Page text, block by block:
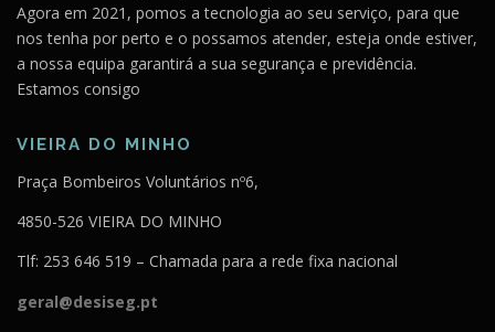
Agora em 2021, pomos a tecnologia ao seu serviço, para que
nos tenha por perto e o possamos atender, esteja onde estiver,
a nossa equipa garantirá a sua segurança e previdência.
Estamos consigo
VIEIRA DO MINHO
Praça Bombeiros Voluntários nº6,
4850-526 VIEIRA DO MINHO
Tlf: 253 646 519 – Chamada para a rede fixa nacional
geral@desiseg.pt